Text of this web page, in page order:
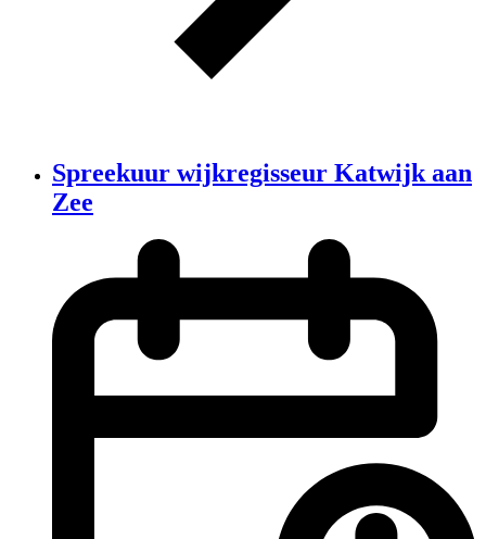
Spreekuur wijkregisseur Katwijk aan
Zee